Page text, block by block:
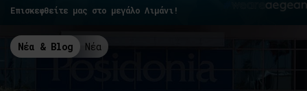
Επισκεφθείτε μας στο μεγάλο Λιμάνι!
Νέα & Blog Νέα